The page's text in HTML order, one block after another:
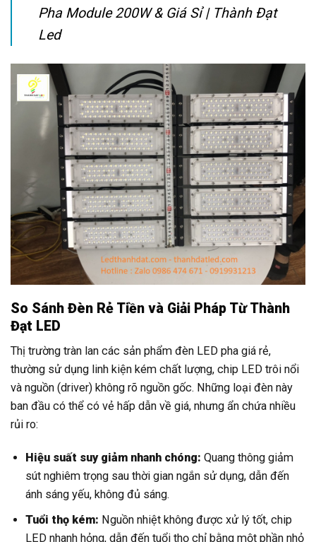
Pha Module 200W & Giá Sỉ | Thành Đạt
Led
So Sánh Đèn Rẻ Tiền và Giải Pháp Từ Thành
Đạt LED
Thị trường tràn lan các sản phẩm đèn LED pha giá rẻ,
thường sử dụng linh kiện kém chất lượng, chip LED trôi nổi
và nguồn (driver) không rõ nguồn gốc. Những loại đèn này
ban đầu có thể có vẻ hấp dẫn về giá, nhưng ẩn chứa nhiều
rủi ro:
Hiệu suất suy giảm nhanh chóng: Quang thông giảm
sút nghiêm trọng sau thời gian ngắn sử dụng, dẫn đến
ánh sáng yếu, không đủ sáng.
Tuổi thọ kém: Nguồn nhiệt không được xử lý tốt, chip
LED nhanh hỏng, dẫn đến tuổi thọ chỉ bằng một phần nhỏ